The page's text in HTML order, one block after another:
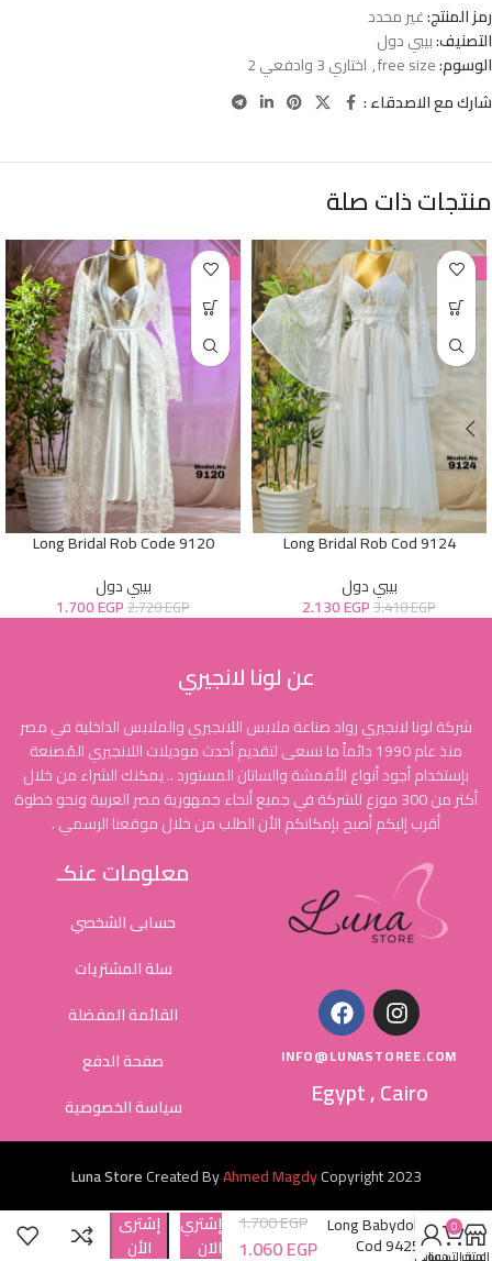
رمز المنتج:غير محدد
التصنيف:بيبي دول
الوسوم:free size
, اختاري 3 وادفعي 2
شارك مع الاصدقاء :
منتجات ذات صلة
-38%
Long Bridal Rob Cod 9124
بيبي دول
3.410EGP
2.130EGP
-38%
Long Bridal Rob Code 9120
بيبي دول
2.720EGP
1.700EGP
عن لونا لانجيري
شركة لونا لانجيري رواد صناعة ملابس اللانجيري والملابس الداخلية في مصر
منذ عام 1990 دائماً ما نسعى لتقديم أحدث موديلات اللانجيري المُصنعة
بإستخدام أجود أنواع الأقمشة والساتان المستورد .. يمكنك الشراء من خلال
أكثر من 300 موزع للشركة في جميع أنحاء جمهورية مصر العربية ونحو خطوة
أقرب إليكم أصبح بإمكانكم الأن الطلب من خلال موقعنا الرسمي .
INFO@LUNASTOREE.COM
Egypt , Cairo
معلومات عنكـ
حسابى الشخصي
سلة المشتريات
القائمة المفضلة
صفحة الدفع
سياسة الخصوصية
Luna StoreCreated ByAhmed MagdyCopyright2023
Long Babydoll
Cod 9425
1.700EGP
1.060EGP
إشتري
الاَن
إشترى
الأن
المتجر
0
عربة التسوق
حسابي